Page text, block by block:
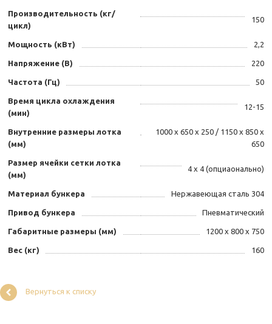
Производительность (кг/
цикл)
150
Мощность (кВт) 2,2
Напряжение (В) 220
Частота (Гц) 50
Время цикла охлаждения
(мин)
12-15
Внутренние размеры лотка
(мм)
1000 х 650 х 250 / 1150 х 850 х
650
Размер ячейки сетки лотка
(мм)
4 х 4 (опциаонально)
Материал бункера Нержавеющая сталь 304
Привод бункера Пневматический
Габаритные размеры (мм) 1200 х 800 х 750
Вес (кг) 160
Вернуться к списку